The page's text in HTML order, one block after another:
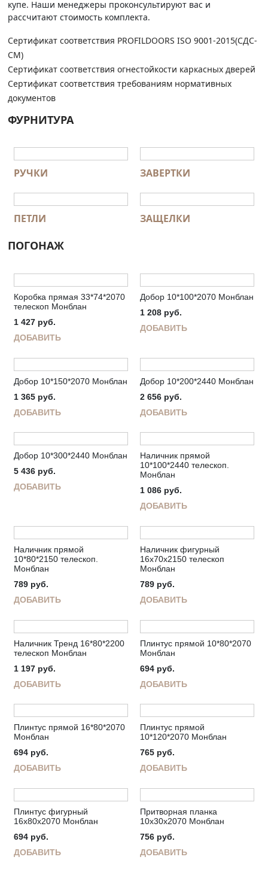
купе. Наши менеджеры проконсультируют вас и
рассчитают стоимость комплекта.
Сертификат соответствия PROFILDOORS ISO 9001-2015(СДС-
СМ)
Сертификат соответствия огнестойкости каркасных дверей
Сертификат соответствия требованиям нормативных
документов
ФУРНИТУРА
РУЧКИ ЗАВЕРТКИ
ПЕТЛИ ЗАЩЕЛКИ
ПОГОНАЖ
Коробка прямая 33*74*2070
телескоп Монблан
1 427 руб.
ДОБАВИТЬ
Добор 10*100*2070 Монблан
1 208 руб.
ДОБАВИТЬ
Добор 10*150*2070 Монблан
1 365 руб.
ДОБАВИТЬ
Добор 10*200*2440 Монблан
2 656 руб.
ДОБАВИТЬ
Добор 10*300*2440 Монблан
5 436 руб.
ДОБАВИТЬ
Наличник прямой
10*100*2440 телескоп.
Монблан
1 086 руб.
ДОБАВИТЬ
Наличник прямой
10*80*2150 телескоп.
Монблан
789 руб.
ДОБАВИТЬ
Наличник фигурный
16х70х2150 телескоп
Монблан
789 руб.
ДОБАВИТЬ
Наличник Тренд 16*80*2200
телескоп Монблан
1 197 руб.
ДОБАВИТЬ
Плинтус прямой 10*80*2070
Монблан
694 руб.
ДОБАВИТЬ
Плинтус прямой 16*80*2070
Монблан
694 руб.
ДОБАВИТЬ
Плинтус прямой
10*120*2070 Монблан
765 руб.
ДОБАВИТЬ
Плинтус фигурный
16х80х2070 Монблан
694 руб.
ДОБАВИТЬ
Притворная планка
10х30х2070 Монблан
756 руб.
ДОБАВИТЬ